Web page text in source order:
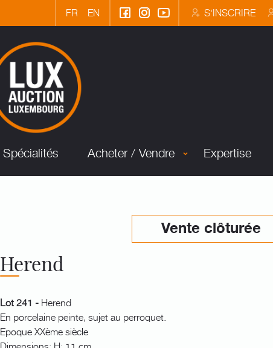
FR EN S'INSCRIRE
Spécialités Acheter / Vendre Expertise
Vente clôturée
Herend
Lot 241 - Herend
En porcelaine peinte, sujet au perroquet.
Epoque XXème siècle